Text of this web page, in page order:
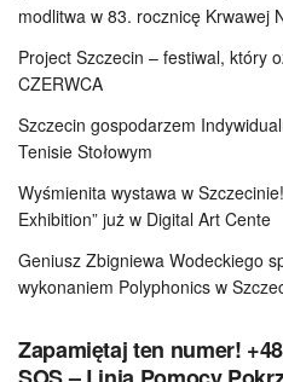
modlitwa w 83. rocznicę Krwawej
Project Szczecin – festiwal, który
CZERWCA
Szczecin gospodarzem
Tenisie Stołowym
Wyśmienita wystawa w
Exhibition” już w Digital Art Cente
Geniusz Zbigniewa Wodeckiego
wykonaniem Polyphonics w
Zapamiętaj ten numer!